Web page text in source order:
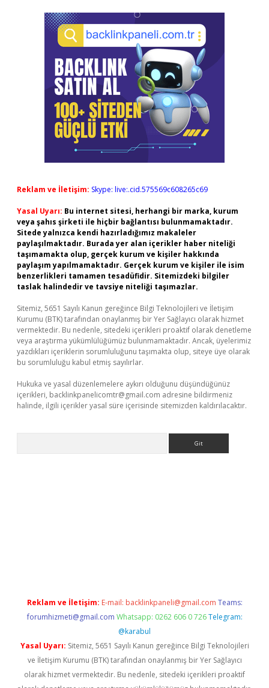
Reklam ve İletişim: Skype: live:.cid.575569c608265c69
Yasal Uyarı: Bu internet sitesi, herhangi bir marka, kurum
veya şahıs şirketi ile hiçbir bağlantısı bulunmamaktadır.
Sitede yalnızca kendi hazırladığımız makaleler
paylaşılmaktadır. Burada yer alan içerikler haber niteliği
taşımamakta olup, gerçek kurum ve kişiler hakkında
paylaşım yapılmamaktadır. Gerçek kurum ve kişiler ile isim
benzerlikleri tamamen tesadüfidir. Sitemizdeki bilgiler
taslak halindedir ve tavsiye niteliği taşımazlar.
Sitemiz, 5651 Sayılı Kanun gereğince Bilgi Teknolojileri ve İletişim
Kurumu (BTK) tarafından onaylanmış bir Yer Sağlayıcı olarak hizmet
vermektedir. Bu nedenle, sitedeki içerikleri proaktif olarak denetleme
veya araştırma yükümlülüğümüz bulunmamaktadır. Ancak, üyelerimiz
yazdıkları içeriklerin sorumluluğunu taşımakta olup, siteye üye olarak
bu sorumluluğu kabul etmiş sayılırlar.
Hukuka ve yasal düzenlemelere aykırı olduğunu düşündüğünüz
içerikleri, backlinkpanelicomtr@gmail.com adresine bildirmeniz
halinde, ilgili içerikler yasal süre içerisinde sitemizden kaldırılacaktır.
Reklam ve İletişim: E-mail: backlinkpaneli@gmail.com Teams:
forumhizmeti@gmail.com Whatsapp: 0262 606 0 726 Telegram:
@karabul
Yasal Uyarı: Sitemiz, 5651 Sayılı Kanun gereğince Bilgi Teknolojileri
ve İletişim Kurumu (BTK) tarafından onaylanmış bir Yer Sağlayıcı
olarak hizmet vermektedir. Bu nedenle, sitedeki içerikleri proaktif